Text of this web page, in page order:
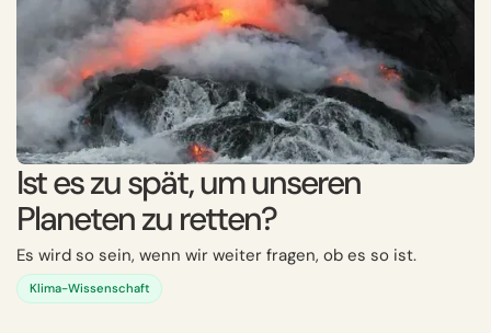
Ist es zu spät, um unseren
Planeten zu retten?
Es wird so sein, wenn wir weiter fragen, ob es so ist.
Klima-Wissenschaft